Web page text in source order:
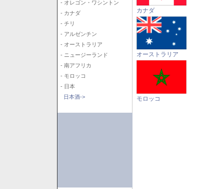
- オレゴン・ワシントン
- カナダ
- チリ
- アルゼンチン
- オーストラリア
- ニュージーランド
- 南アフリカ
- モロッコ
- 日本
日本酒->
カナダ
オーストラリア
モロッコ